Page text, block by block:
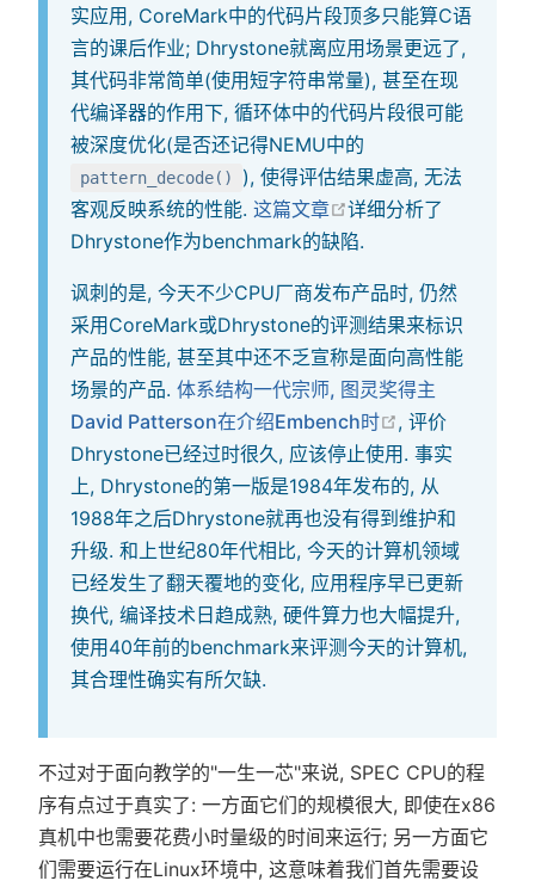
实应用, CoreMark中的代码片段顶多只能算C语
言的课后作业; Dhrystone就离应用场景更远了,
其代码非常简单(使用短字符串常量), 甚至在现
代编译器的作用下, 循环体中的代码片段很可能
被深度优化(是否还记得NEMU中的
pattern_decode()
), 使得评估结果虚高, 无法
客观反映系统的性能.这篇文章 在新窗口中打开
详细分析了
Dhrystone作为benchmark的缺陷.
讽刺的是, 今天不少CPU厂商发布产品时, 仍然
采用CoreMark或Dhrystone的评测结果来标识
产品的性能, 甚至其中还不乏宣称是面向高性能
场景的产品.体系结构一代宗师, 图灵奖得主
David Patterson在介绍Embench时
在新窗口中打开
, 评价
Dhrystone已经过时很久, 应该停止使用. 事实
上, Dhrystone的第一版是1984年发布的, 从
1988年之后Dhrystone就再也没有得到维护和
升级. 和上世纪80年代相比, 今天的计算机领域
已经发生了翻天覆地的变化, 应用程序早已更新
换代, 编译技术日趋成熟, 硬件算力也大幅提升,
使用40年前的benchmark来评测今天的计算机,
其合理性确实有所欠缺.
不过对于面向教学的"一生一芯"来说, SPEC CPU的程
序有点过于真实了: 一方面它们的规模很大, 即使在x86
真机中也需要花费小时量级的时间来运行; 另一方面它
们需要运行在Linux环境中, 这意味着我们首先需要设